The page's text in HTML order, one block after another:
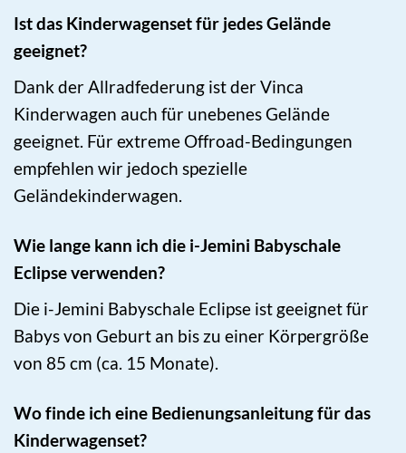
Ist das Kinderwagenset für jedes Gelände
geeignet?
Dank der Allradfederung ist der Vinca
Kinderwagen auch für unebenes Gelände
geeignet. Für extreme Offroad-Bedingungen
empfehlen wir jedoch spezielle
Geländekinderwagen.
Wie lange kann ich die i-Jemini Babyschale
Eclipse verwenden?
Die i-Jemini Babyschale Eclipse ist geeignet für
Babys von Geburt an bis zu einer Körpergröße
von 85 cm (ca. 15 Monate).
Wo finde ich eine Bedienungsanleitung für das
Kinderwagenset?